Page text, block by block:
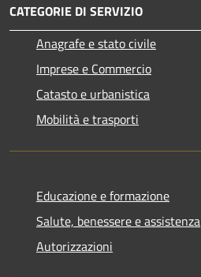
CATEGORIE DI SERVIZIO
Anagrafe e stato civile
Imprese e Commercio
Catasto e urbanistica
Mobilità e trasporti
Educazione e formazione
Salute, benessere e assistenza
Autorizzazioni